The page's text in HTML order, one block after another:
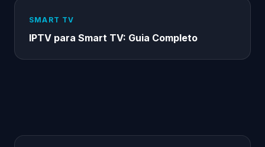
SMART TV
IPTV para Smart TV: Guia Completo